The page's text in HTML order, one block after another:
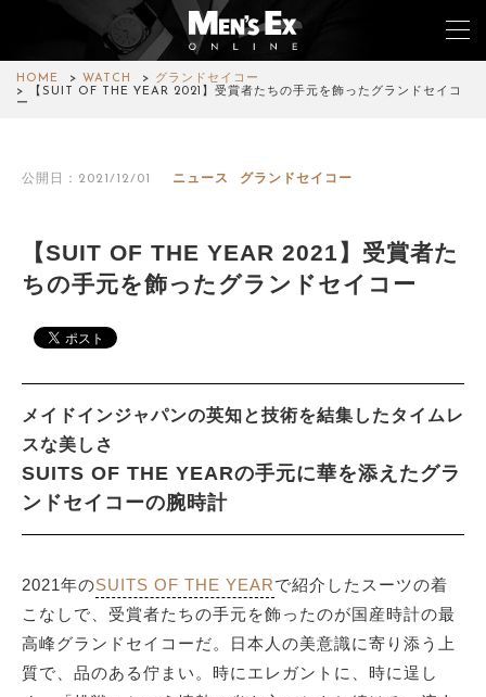
HOME WATCH
グランドセイコー
【SUIT OF THE YEAR 2021】受賞者たちの手元を飾ったグランドセイコ
ー
公開日：2021/12/01 ニュース グランドセイコー
【SUIT OF THE YEAR 2021】受賞者た
ちの手元を飾ったグランドセイコー
メイドインジャパンの英知と技術を結集したタイムレ
スな美しさ
SUITS OF THE YEARの手元に華を添えたグラ
ンドセイコーの腕時計
2021年のSUITS OF THE YEARで紹介したスーツの着
こなしで、受賞者たちの手元を飾ったのが国産時計の最
高峰グランドセイコーだ。日本人の美意識に寄り添う上
質で、品のある佇まい。時にエレガントに、時に逞し
FASHION
WATCH
CAR&BIKE
LIFESTYLE
COLUMN
MAGAZINE
ABOUT SITE